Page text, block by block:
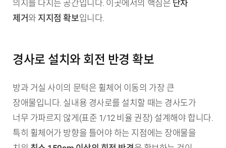
의지를 다지는 공간입니다. 이곳에서의 핵심은 단차
제거와 지지점 확보입니다.
경사로 설치와 회전 반경 확보
방과 거실 사이의 문턱은 휠체어 이동의 가장 큰
장애물입니다. 실내용 경사로를 설치할 때는 경사도가
너무 가파르지 않게(표준 1/12 비율 권장) 설계해야 합니다.
특히 휠체어가 방향을 틀어야 하는 지점에는 장애물을